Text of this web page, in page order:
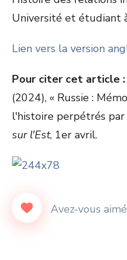
Université et étudiant à
Lien vers la version
Pour citer cet article :
(2024), « Russie :
l'histoire perpétrés
sur l'Est, 1er avril.